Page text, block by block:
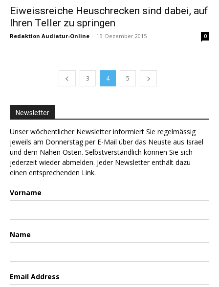
Eiweissreiche Heuschrecken sind dabei, auf
Ihren Teller zu springen
Redaktion Audiatur-Online - 15. Dezember 2015 0
3 4 5
Newsletter
Unser wöchentlicher Newsletter informiert Sie regelmässig
jeweils am Donnerstag per E-Mail über das Neuste aus Israel
und dem Nahen Osten. Selbstverständlich können Sie sich
jederzeit wieder abmelden. Jeder Newsletter enthält dazu
einen entsprechenden Link.
Vorname
Name
Email Address